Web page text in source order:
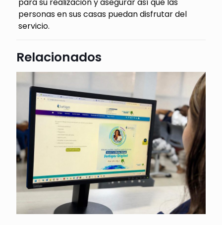
para su realización y asegurar así que las
personas en sus casas puedan disfrutar del
servicio.
Relacionados